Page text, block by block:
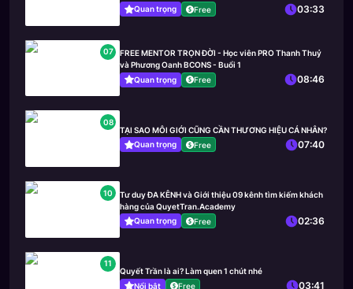
Quan trọng
Free 03:33
07
FREE MENTOR TRỌN ĐỜI - Học viên PRO Thanh Thuỷ
và Phương Oanh BCONS - Buổi 1
Quan trọng
Free 08:46
08
TẠI SAO MÔI GIỚI CŨNG CẦN THƯƠNG HIỆU CÁ NHÂN?
Quan trọng
Free 07:40
10
Tư duy ĐA KÊNH và Giới thiệu 09 kênh tìm kiếm khách
hàng của QuyetTran.Academy
Quan trọng
Free 02:36
11
Quyết Trần là ai? Làm quen 1 chút nhé
Nổi bật
Free 03:41